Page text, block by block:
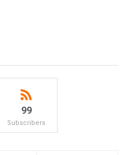
99
Subscribers